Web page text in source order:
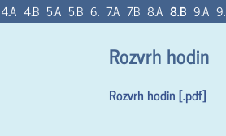
4.A 4.B 5.A 5.B 6. 7.A 7.B 8.A 8.B 9.A
Rozvrh hodin
Rozvrh hodin [.pdf]